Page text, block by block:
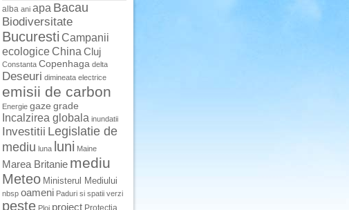
alba ani apa Bacau
Biodiversitate
Bucuresti Campanii
ecologiceChina Cluj
Constanta Copenhaga delta
Deseuri dimineata electrice
emisii de carbon
Energie gaze grade
Incalzirea globala inundatii
Investitii Legislatie de
mediu luna luni Maine
Marea Britanie mediu
Meteo Ministerul Mediului
nbsp oameni Paduri si spatii verzi
peste Ploi proiect Protectia